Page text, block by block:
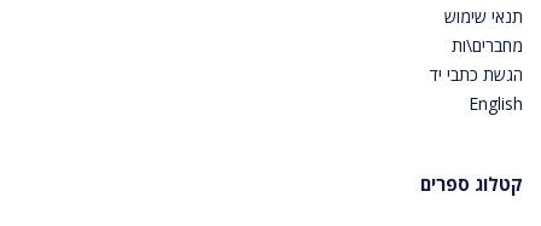
תנאי שימוש
מחברים\ות
הגשת כתבי יד
English
קטלוג ספרים